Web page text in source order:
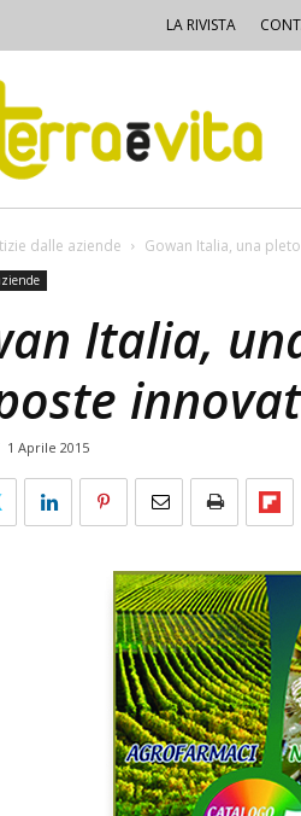
LA RIVISTA
dalle aziende Gowan Italia, una
Italia,
1 Aprile 2015